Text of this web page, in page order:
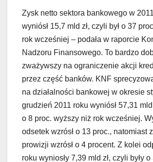
Zysk netto sektora bankowego w
wyniósł 15,7 mld zł, czyli był o 37
rok wcześniej – podała w raporcie
Nadzoru Finansowego. To bardzo
zważywszy na ograniczenie akcji
przez część banków. KNF
na działalności bankowej w okresie
grudzień 2011 roku wyniósł 57,31 mld
o 8 proc. wyższy niż rok wcześniej.
odsetek wzrósł o 13 proc., natomiast z
prowizji wzrósł o 4 procent. Z kolei
roku wyniosły 7,39 mld zł, czyli były